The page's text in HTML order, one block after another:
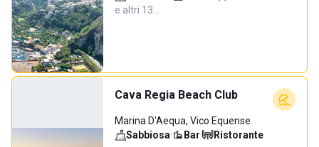
e altri 13…
Cava Regia Beach Club
Marina D'Aequa, Vico Equense
Sabbiosa· Bar· Ristorante